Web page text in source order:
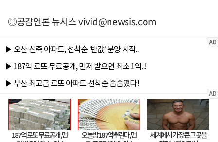
◎공감언론 뉴시스vivid@newsis.com